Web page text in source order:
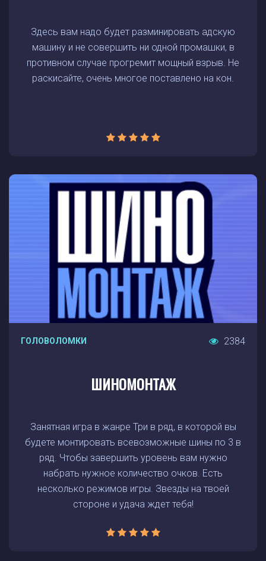
Здесь вам надо будет разминировать адскую
машину и не совершить ни одной промашки, в
противном случае прогремит мощный взрыв. Не
раскисайте, очень многое поставлено на кон.
ГОЛОВОЛОМКИ 2384
ШИНОМОНТАЖ
Занятная игра в жанре Три в ряд, в которой вы
будете монтировать всевозможные шины по 3 в
ряд. Чтобы завершить уровень вам нужно
набрать нужное количество очков. Есть
несколько режимов игры. Звезды на твоей
стороне и удача ждет тебя!